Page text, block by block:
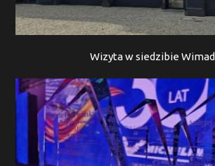
Wizyta w siedzibie Wimad